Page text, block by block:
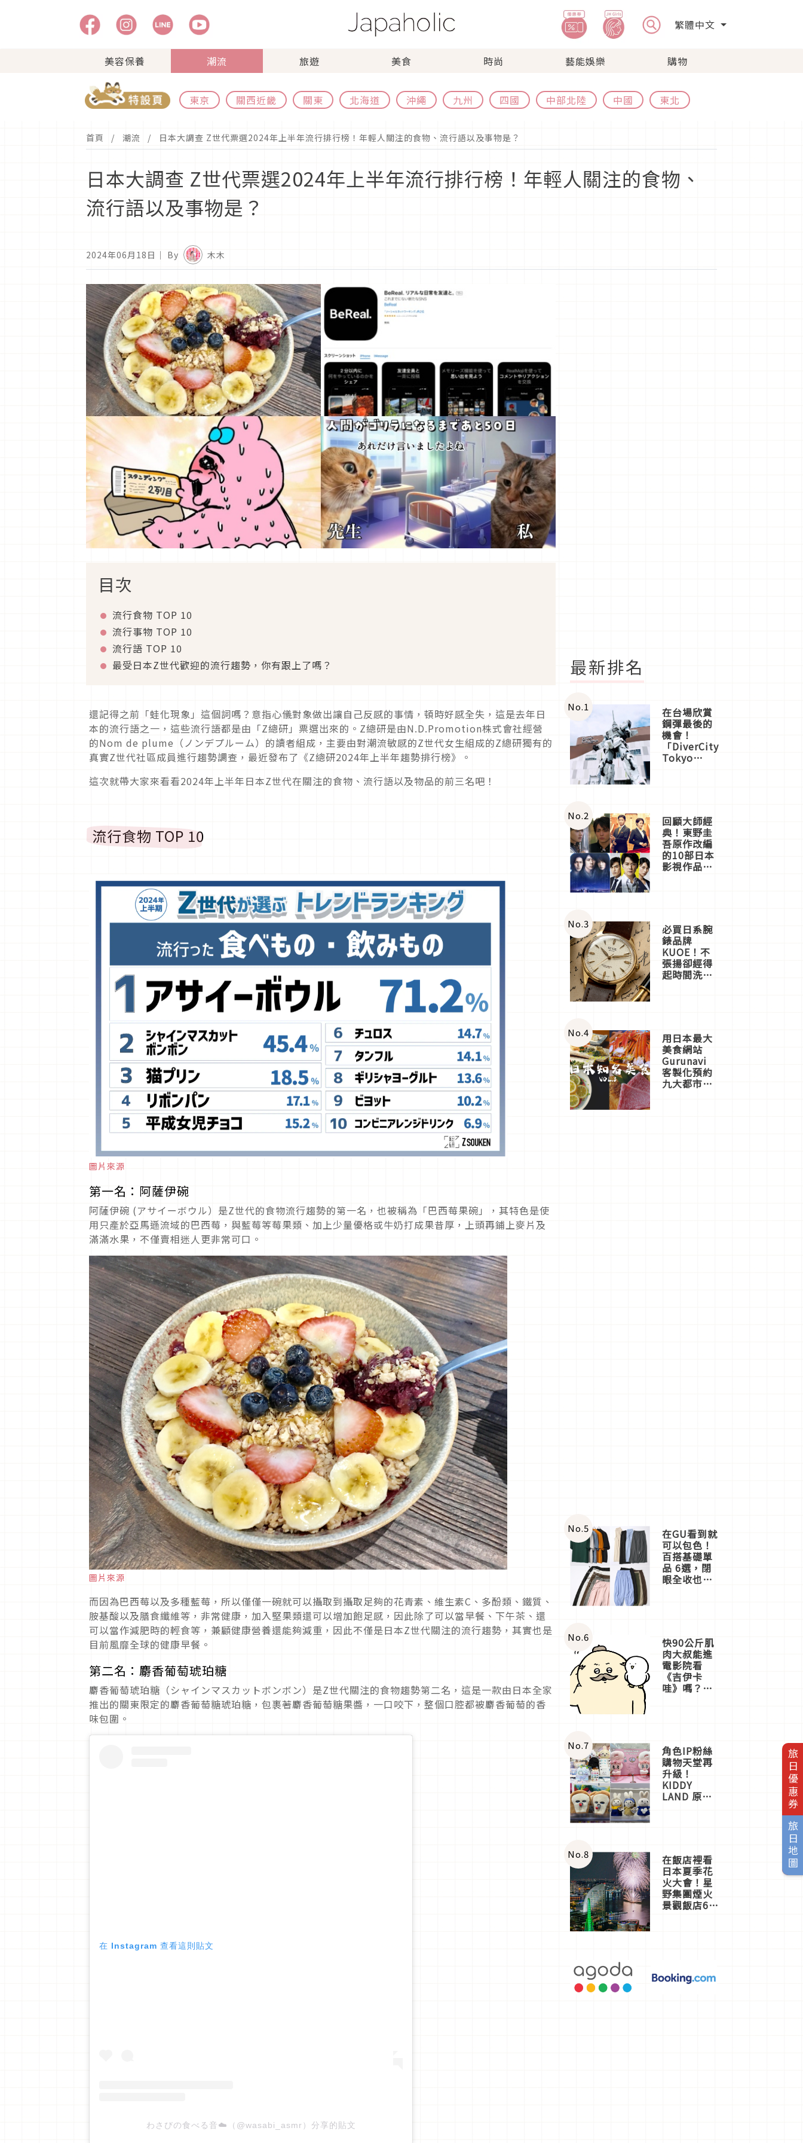
繁體中文
美容保養 潮流 旅遊 美食 時尚 藝能娛樂 購物
東京 關西近畿 關東 北海道 沖繩 九州 四國 中部北陸 中國 東北
旅日優惠券
旅日地圖
首頁 潮流 日本大調查 Z世代票選2024年上半年流行排行榜！年輕人關注的食物、流行語以及事物是？
日本大調查 Z世代票選2024年上半年流行排行榜！年輕人關注的食物、
流行語以及事物是？
2024年06月18日 ｜ By 木木
目次
流行食物 TOP 10
流行事物 TOP 10
流行語 TOP 10
最受日本Z世代歡迎的流行趨勢，你有跟上了嗎？
還記得之前「蛙化現象」這個詞嗎？意指心儀對象做出讓自己反感的事情，頓時好感全失，這是去年日
本的流行語之一，這些流行語都是由「Z總研」票選出來的。Z總研是由N.D.Promotion株式會社經營
的Nom de plume（ノンデプルーム）的讀者組成，主要由對潮流敏感的Z世代女生組成的Z總研獨有的
真實Z世代社區成員進行趨勢調查，最近發布了《Z總研2024年上半年趨勢排行榜》。
這次就帶大家來看看2024年上半年日本Z世代在關注的食物、流行語以及物品的前三名吧！
流行食物 TOP 10
圖片來源
第一名：阿薩伊碗
阿薩伊碗 (アサイーボウル）是Z世代的食物流行趨勢的第一名，也被稱為「巴西莓果碗」，其特色是使
用只產於亞馬遜流域的巴西莓，與藍莓等莓果類、加上少量優格或牛奶打成果昔厚，上頭再鋪上麥片及
滿滿水果，不僅賣相迷人更非常可口。
圖片來源
而因為巴西莓以及多種藍莓，所以僅僅一碗就可以攝取到攝取足夠的花青素、維生素C、多酚類、鐵質、
胺基酸以及膳食纖維等，非常健康，加入堅果類還可以增加飽足感，因此除了可以當早餐、下午茶、還
可以當作減肥時的輕食等，兼顧健康營養還能夠減重，因此不僅是日本Z世代關注的流行趨勢，其實也是
目前風靡全球的健康早餐。
第二名：麝香葡萄琥珀糖
麝香葡萄琥珀糖（シャインマスカットボンボン）是Z世代關注的食物趨勢第二名，這是一款由日本全家
推出的關東限定的麝香葡萄糖琥珀糖，包裹著麝香葡萄糖果醬，一口咬下，整個口腔都被麝香葡萄的香
味包圍。
在 Instagram 查看這則貼文
わさびの食べる音☁️（@wasabi_asmr）分享的貼文
最新排名
No.1 在台場欣賞
鋼彈最後的
機會！
「DiverCity
Tokyo
體驗
No.2 回顧大師經
典！東野圭
吾原作改編
的10部日本
影視作品推
No.3 必買日系腕
錶品牌
KUOE！不
張揚卻經得
起時間洗鍊
No.4 用日本最大
美食網站
Gurunavi
客製化預約
九大都市餐
No.5 在GU看到就
可以包色！
百搭基礎單
品 6選，閉
眼全收也不
No.6 快90公斤肌
肉大叔能進
電影院看
《吉伊卡
哇》嗎？日
一同給出了
答案
No.7 角色IP粉絲
購物天堂再
升級！
KIDDY
LAND 原宿
店3分即達
No.8 在飯店裡看
日本夏季花
火大會！星
野集團煙火
景觀飯店6